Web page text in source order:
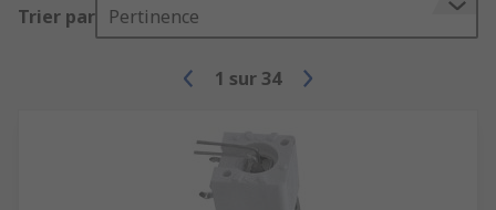
Trier par Pertinence
1 sur 34